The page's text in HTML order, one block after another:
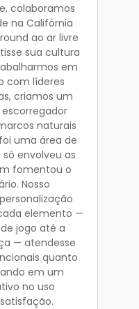
colaboramos
na Califórnia
ao ar livre
sua cultura
em
com líderes
criamos um
naturais
uma área de
envolveu as
fomentou o
Nosso
elemento —
jogo até a
— atendesse
quanto
em um
no uso